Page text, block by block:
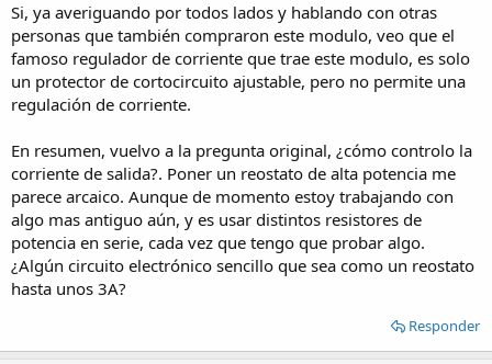
Si, ya averiguando por todos lados y hablando con otras
personas que también compraron este modulo, veo que el
famoso regulador de corriente que trae este modulo, es solo
un protector de cortocircuito ajustable, pero no permite una
regulación de corriente.
En resumen, vuelvo a la pregunta original, ¿cómo controlo la
corriente de salida?. Poner un reostato de alta potencia me
parece arcaico. Aunque de momento estoy trabajando con
algo mas antiguo aún, y es usar distintos resistores de
potencia en serie, cada vez que tengo que probar algo.
¿Algún circuito electrónico sencillo que sea como un reostato
hasta unos 3A?
Responder